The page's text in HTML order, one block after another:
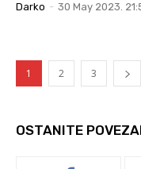
Darko - 30 May 2023.
1 2 3
OSTANITE